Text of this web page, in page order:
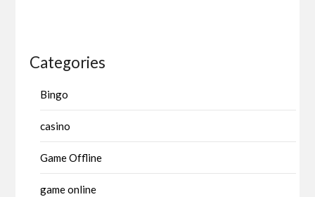
Categories
Bingo
casino
Game Offline
game online